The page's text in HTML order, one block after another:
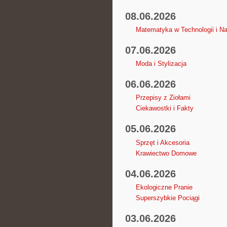
08.06.2026
Matematyka w Technologii i
07.06.2026
Moda i Stylizacja
06.06.2026
Przepisy z Ziołami
Ciekawostki i Fakty
05.06.2026
Sprzęt i Akcesoria
Krawiectwo Domowe
04.06.2026
Ekologiczne Pranie
Superszybkie Pociągi
03.06.2026